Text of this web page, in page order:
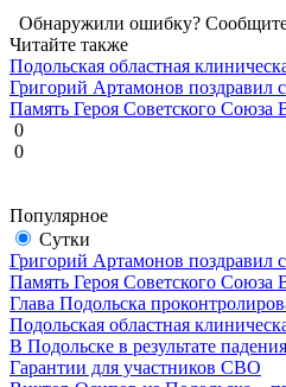
Обнаружили ошибку?
Читайте также
Подольская областная
Григорий Артамонов поздравил
Память Героя Советского Союза
0
0
Популярное
Сутки
Григорий Артамонов поздравил
Память Героя Советского Союза
Глава Подольска
Подольская областная
В Подольске в результате
Гарантии для участников СВО